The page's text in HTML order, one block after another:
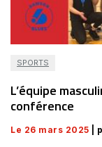
SPORTS
L’équipe
conférence
Le 26 mars 2025 |